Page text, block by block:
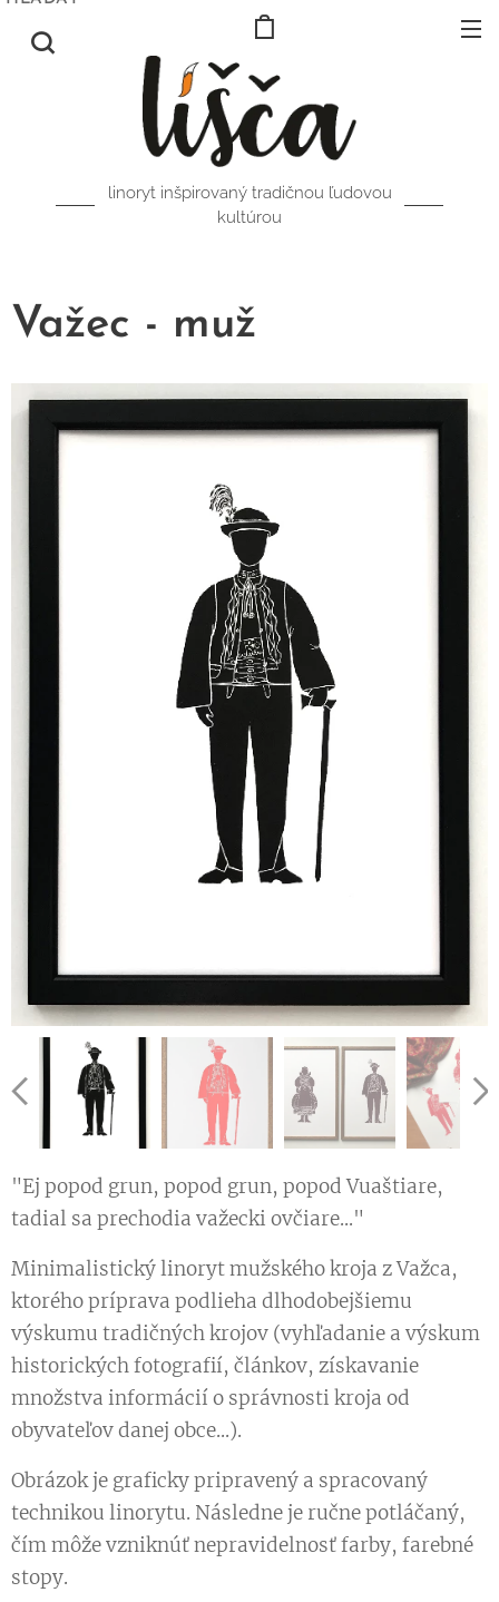
linoryt inšpirovaný tradičnou ľudovou
kultúrou
Važec - muž
"Ej popod grun, popod grun, popod Vuaštiare,
tadial sa prechodia važecki ovčiare..."
Minimalistický linoryt mužského kroja z Važca,
ktorého príprava podlieha dlhodobejšiemu
výskumu tradičných krojov (vyhľadanie a výskum
historických fotografií, článkov, získavanie
množstva informácií o správnosti kroja od
obyvateľov danej obce...).
Obrázok je graficky pripravený a spracovaný
technikou linorytu. Následne je ručne potláčaný,
čím môže vzniknúť nepravidelnosť farby, farebné
stopy.